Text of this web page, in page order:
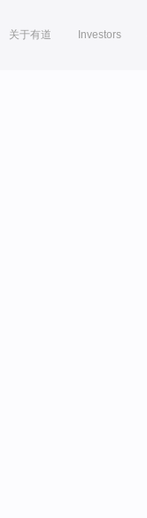
关于有道 Investors